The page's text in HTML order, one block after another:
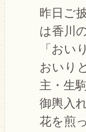
昨日ご
は香川
「おい
おいり
主・生
御輿入
花を煎